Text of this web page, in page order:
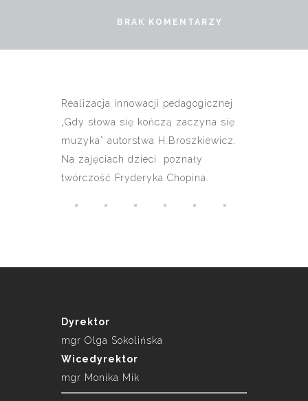
BRAK KOMENTARZY
Realizacja innowacji pedagogicznej
„Gdy słowa się kończą zaczyna się
muzyka” autorstwa H.Broszkiewicz.
Na zajęciach dzieci poznały
twórczość Fryderyka Chopina.
Dyrektor
mgr Olga Sokolińska
Wicedyrektor
mgr Monika Mik